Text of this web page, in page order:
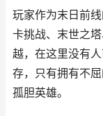
玩家作为末日前
卡挑战、末世之
越，在这里没有
存，只有拥有不
孤胆英雄。